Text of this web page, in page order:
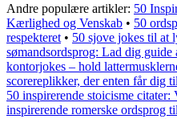
Andre populære artikler: 50
Kærlighed og Venskab • 50
respekteret • 50 sjove jokes til at
sømandsordsprog: Lad dig guide
kontorjokes – hold
scorereplikker, der enten får dig
50 inspirerende stoicisme
inspirerende romerske ordsprog